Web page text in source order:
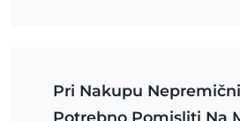
Pri Nakupu
Potrebno Pomisliti Na